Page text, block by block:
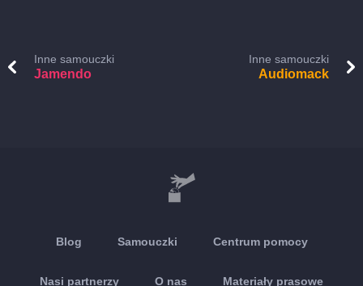
Inne samouczki
Jamendo
Inne samouczki
Audiomack
Blog Samouczki Centrum pomocy
Nasi partnerzy O nas Materiały prasowe